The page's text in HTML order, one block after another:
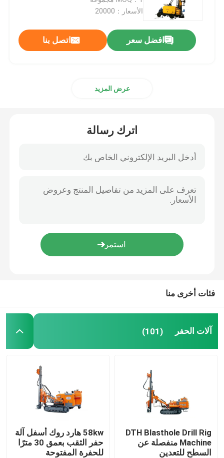
آلة حفر جامبو
أدوات الحفر
محرك طين قاع البئر
HDD حفر رود
بت تيكون روك
بت مشربة الماس الأساسية
الأسعار：20000
افضل سعر اتصل بنا
عرض المزيد
اترك رسالة
فئات أخرى منا
آلات الحفر (101)
DTH Blasthole Drill Rig
Machine منفصلة عن
السطح للتعدين
58kw هارد روك أسفل آلة
حفر الثقب بعمق 30 مترًا
للحفرة المفتوحة